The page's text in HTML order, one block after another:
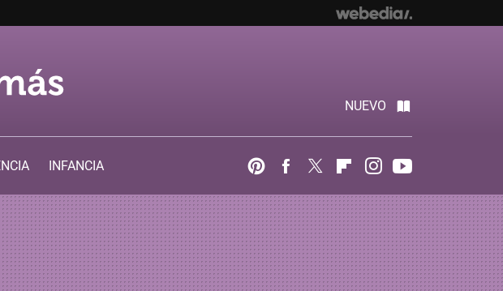
NUEVO
INFANCIA
PinterestFacebook
Twitter FlipboardInstagram